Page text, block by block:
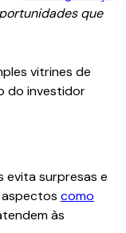
que
vitrines de
do investidor
evita surpresas e
aspectos como
às